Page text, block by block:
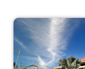
聯絡我們